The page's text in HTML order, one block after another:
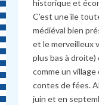
historique et
C’est une île
médiéval bien
et le merveilleux
plus bas à droite)
comme un village
contes de fées.
juin et en